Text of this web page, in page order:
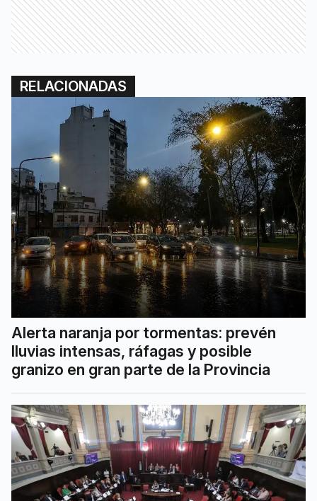
RELACIONADAS
Alerta naranja por tormentas: prevén
lluvias intensas, ráfagas y posible
granizo en gran parte de la Provincia